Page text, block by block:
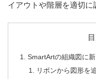
イアウトや階層を適切に
SmartArtの組織図に
リボンから図形を